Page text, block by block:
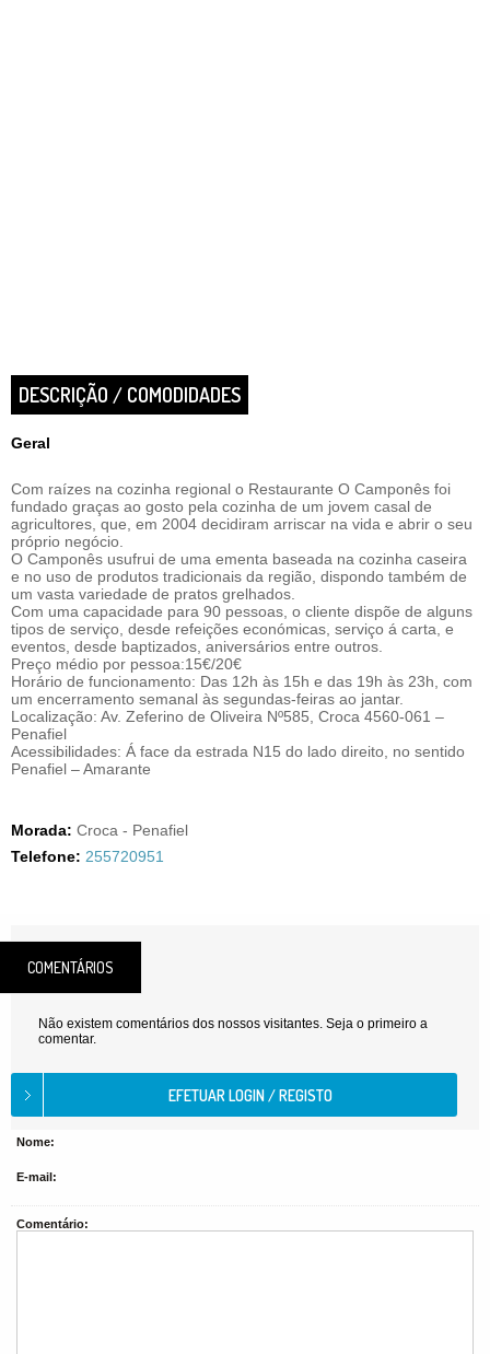
DESCRIÇÃO / COMODIDADES
Geral
Com raízes na cozinha regional o Restaurante O Camponês foi
fundado graças ao gosto pela cozinha de um jovem casal de
agricultores, que, em 2004 decidiram arriscar na vida e abrir o seu
próprio negócio.
O Camponês usufrui de uma ementa baseada na cozinha caseira
e no uso de produtos tradicionais da região, dispondo também de
um vasta variedade de pratos grelhados.
Com uma capacidade para 90 pessoas, o cliente dispõe de alguns
tipos de serviço, desde refeições económicas, serviço á carta, e
eventos, desde baptizados, aniversários entre outros.
Preço médio por pessoa:15€/20€
Horário de funcionamento: Das 12h às 15h e das 19h às 23h, com
um encerramento semanal às segundas-feiras ao jantar.
Localização: Av. Zeferino de Oliveira Nº585, Croca 4560-061 –
Penafiel
Acessibilidades: Á face da estrada N15 do lado direito, no sentido
Penafiel – Amarante
Morada: Croca - Penafiel
Telefone: 255720951
COMENTÁRIOS
Não existem comentários dos nossos visitantes. Seja o primeiro a
comentar.
Nome:
E-mail:
Comentário: